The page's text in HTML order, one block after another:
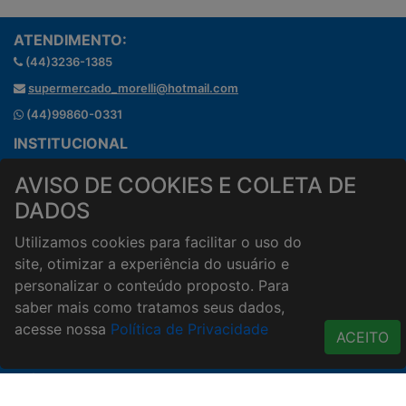
AVISO DE COOKIES E COLETA DE
DADOS
Utilizamos cookies para facilitar o uso do
site, otimizar a experiência do usuário e
personalizar o conteúdo proposto. Para
saber mais como tratamos seus dados,
acesse nossa Política de Privacidade ACEITO
ATENDIMENTO:
(44)3236-1385
supermercado_morelli@hotmail.com
(44)99860-0331
INSTITUCIONAL
Horários de atendimento
HORÁRIOS E ENTREGA
Formas de Pagamento
Horários de Entrega
Taxa de entrega
Cidades Atendidas
ACESSO RÁPIDO
Política de Privacidade